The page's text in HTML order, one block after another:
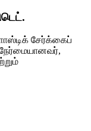
சேர்க்கைப்